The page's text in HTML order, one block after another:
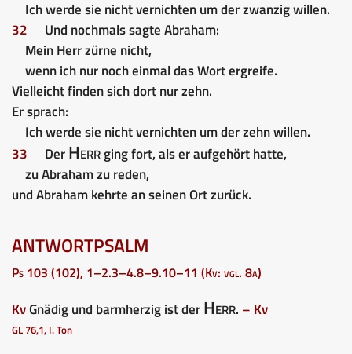
Ich werde sie nicht vernichten um der zwanzig willen.
32
Und nochmals sagte Abraham:
Mein Herr zürne nicht,
wenn ich nur noch einmal das Wort ergreife.
Vielleicht finden sich dort nur zehn.
Er sprach:
Ich werde sie nicht vernichten um der zehn willen.
33
DerHerrging fort, als er aufgehört hatte,
zu Abraham zu reden,
und Abraham kehrte an seinen Ort zurück.
ANTWORTPSALM
Ps 103 (102), 1–2.3–4.8–9.10–11 (Kv: vgl. 8a)
KvGnädig und barmherzig ist derHerr. – Kv
GL 76,1, I. Ton